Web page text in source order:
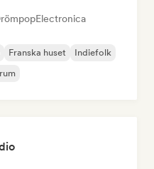
Electronica
Franska huset
Indiefolk